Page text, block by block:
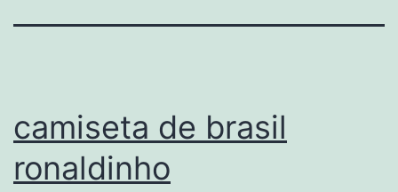
camiseta de brasil
ronaldinho